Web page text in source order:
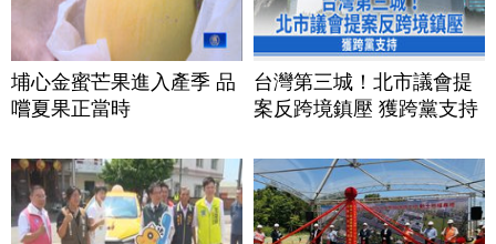
埔心金蜜芒果進入產季 品
嚐夏果正當時
台灣第三城！北市議會提
案反跨境鎮壓 獲跨黨支持